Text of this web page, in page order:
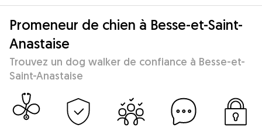
Promeneur de chien à Besse-et-Saint-
Anastaise
Trouvez un dog walker de confiance à Besse-et-
Saint-Anastaise